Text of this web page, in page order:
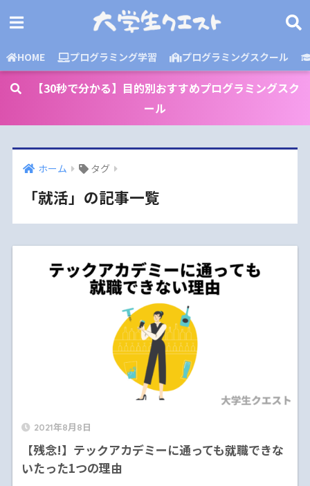
HOME プログラミング学習 プログラミングスクール
【30秒で分かる】目的別おすすめプログラミングスク
ール
ホーム タグ
「就活」の記事一覧
2021年8月8日
【残念!】テックアカデミーに通っても就職できな
いたった1つの理由